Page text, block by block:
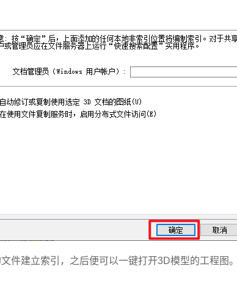
件建立索引，之后便可以一键打开3D模型的工程图